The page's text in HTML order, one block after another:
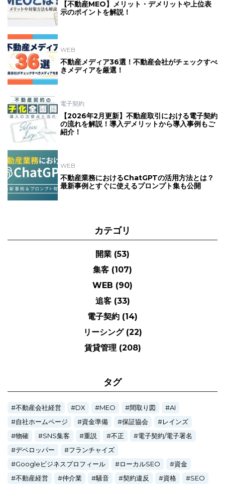
【不動産MEO】メリット・デメリットや上位表
示のポイントを解説！
WEB
不動産メディア36選！不動産会社がチェックすべ
きメディアを厳選！
電子契約
【2026年2月更新】不動産取引における電子契約
の流れを解説！導入デメリットから導入事例もご
紹介！
WEB
不動産業務におけるChatGPTの活用方法とは？
最新事例とすぐに使えるプロンプト集も公開
カテゴリ
開業 (53)
集客 (107)
WEB (90)
追客 (33)
電子契約 (14)
リーシング (22)
賃貸管理 (208)
タグ
不動産会社経営 DX MEO 間取り図
AI
自社ホームページ
資金準備 保証協会
レインズ
物確
SNS集客 重説 不正
電子契約/電子署名
デベロッパー
フランチャイズ
Googleビジネスプロフィール
ローカルSEO
資金
不動産経営
仲介業 騒音 契約違反 資格
SEO